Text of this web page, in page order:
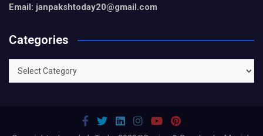
Email: janpakshtoday20@gmail.com
Categories
Categories